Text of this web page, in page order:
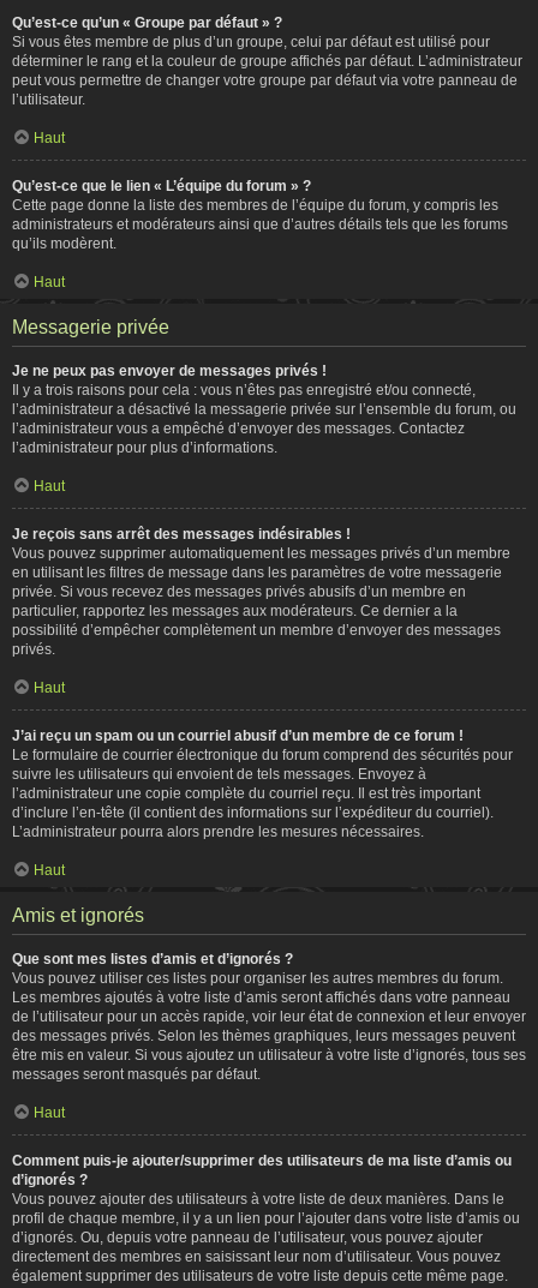
Qu’est-ce qu’un « Groupe par défaut » ?
Si vous êtes membre de plus d’un groupe, celui par défaut est utilisé pour
déterminer le rang et la couleur de groupe affichés par défaut. L’administrateur
peut vous permettre de changer votre groupe par défaut via votre panneau de
l’utilisateur.
Haut
Qu’est-ce que le lien « L’équipe du forum » ?
Cette page donne la liste des membres de l’équipe du forum, y compris les
administrateurs et modérateurs ainsi que d’autres détails tels que les forums
qu’ils modèrent.
Haut
Messagerie privée
Je ne peux pas envoyer de messages privés !
Il y a trois raisons pour cela : vous n’êtes pas enregistré et/ou connecté,
l’administrateur a désactivé la messagerie privée sur l’ensemble du forum, ou
l’administrateur vous a empêché d’envoyer des messages. Contactez
l’administrateur pour plus d’informations.
Haut
Je reçois sans arrêt des messages indésirables !
Vous pouvez supprimer automatiquement les messages privés d’un membre
en utilisant les filtres de message dans les paramètres de votre messagerie
privée. Si vous recevez des messages privés abusifs d’un membre en
particulier, rapportez les messages aux modérateurs. Ce dernier a la
possibilité d’empêcher complètement un membre d’envoyer des messages
privés.
Haut
J’ai reçu un spam ou un courriel abusif d’un membre de ce forum !
Le formulaire de courrier électronique du forum comprend des sécurités pour
suivre les utilisateurs qui envoient de tels messages. Envoyez à
l’administrateur une copie complète du courriel reçu. Il est très important
d’inclure l’en-tête (il contient des informations sur l’expéditeur du courriel).
L’administrateur pourra alors prendre les mesures nécessaires.
Haut
Amis et ignorés
Que sont mes listes d’amis et d’ignorés ?
Vous pouvez utiliser ces listes pour organiser les autres membres du forum.
Les membres ajoutés à votre liste d’amis seront affichés dans votre panneau
de l’utilisateur pour un accès rapide, voir leur état de connexion et leur envoyer
des messages privés. Selon les thèmes graphiques, leurs messages peuvent
être mis en valeur. Si vous ajoutez un utilisateur à votre liste d’ignorés, tous ses
messages seront masqués par défaut.
Haut
Comment puis-je ajouter/supprimer des utilisateurs de ma liste d’amis ou
d’ignorés ?
Vous pouvez ajouter des utilisateurs à votre liste de deux manières. Dans le
profil de chaque membre, il y a un lien pour l’ajouter dans votre liste d’amis ou
d’ignorés. Ou, depuis votre panneau de l’utilisateur, vous pouvez ajouter
directement des membres en saisissant leur nom d’utilisateur. Vous pouvez
également supprimer des utilisateurs de votre liste depuis cette même page.